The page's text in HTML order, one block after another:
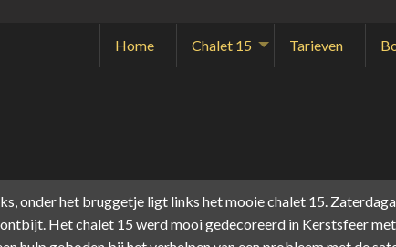
Home Chalet 15 Tarieven
onder het bruggetje ligt links het mooie chalet 15.
Het chalet 15 werd mooi gedecoreerd in Kerstsfeer